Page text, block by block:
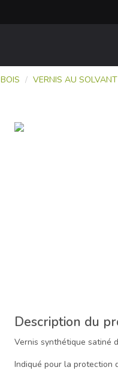
BOIS / VERNIS AU SOLVANT
Description du
Vernis synthétique satiné
Indiqué pour la protection